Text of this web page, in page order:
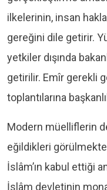
ilkelerinin, insan
gereğini dile getirir.
yetkiler dışında
getirilir. Emîr gerekli
toplantılarına
Modern müelliflerin
eğildikleri
İslâm’ın kabul ettiği
İslâm devletinin